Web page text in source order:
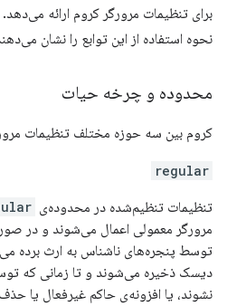
برای تنظیمات مرورگر کروم ارائه می‌دهد.
نحوه استفاده از این توابع را نشان
محدوده و چرخه حیات
کروم بین سه حوزه مختلف تنظیمات
regular
تنظیمات تنظیم‌شده در محدوده‌ی
مرورگر معمولی اعمال می‌شوند و در
توسط پنجره‌های ناشناس به ارث برده
دیسک ذخیره می‌شوند و تا زمانی که
نشوند، یا افزونه‌ی حاکم غیرفعال یا